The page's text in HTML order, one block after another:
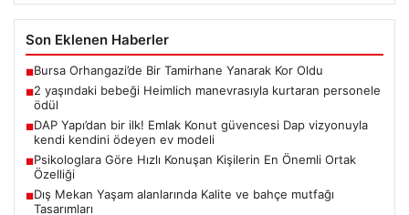
Son Eklenen Haberler
■Bursa Orhangazi’de Bir Tamirhane Yanarak Kor Oldu
■2 yaşındaki bebeği Heimlich manevrasıyla kurtaran personele
ödül
■DAP Yapı’dan bir ilk! Emlak Konut güvencesi Dap vizyonuyla
kendi kendini ödeyen ev modeli
■Psikologlara Göre Hızlı Konuşan Kişilerin En Önemli Ortak
Özelliği
■Dış Mekan Yaşam alanlarında Kalite ve bahçe mutfağı
Tasarımları